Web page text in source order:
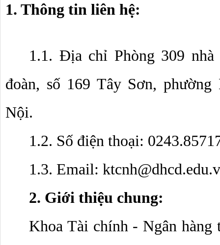
1. Thông tin liên hệ:
1.1. Địa chỉ Phòng 309
đoàn, số 169 Tây Sơn,
Nội.
1.2. Số điện thoại:
1.3. Email:
2. Giới thiệu chung:
Khoa Tài chính - Ngân hàng